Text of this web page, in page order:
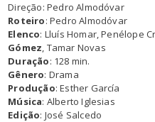
Direção: Pedro Almodóvar
Roteiro: Pedro Almodóvar
Elenco: Lluís Homar, Penélope
Gómez, Tamar Novas
Duração: 128 min.
Gênero: Drama
Produção: Esther García
Música: Alberto Iglesias
Edição: José Salcedo